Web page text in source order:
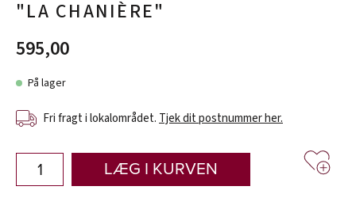
"LA CHANIÈRE"
595,00
På lager
Fri fragt i lokalområdet. Tjek dit postnummer her.
LÆG I KURVEN